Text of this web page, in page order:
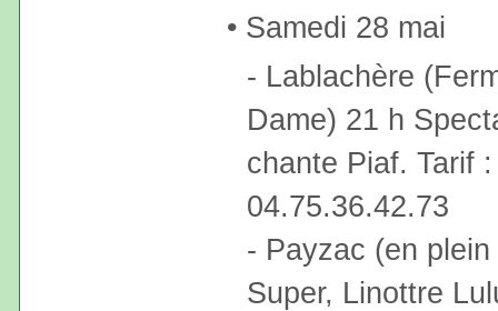
• Samedi 28 mai
- Lablachère
Dame) 21 h
chante Piaf. Tarif
04.75.36.42.73
- Payzac (en
Super, Linottre